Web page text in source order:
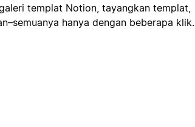
templat Notion, tayangkan templat,
hanya dengan beberapa klik.